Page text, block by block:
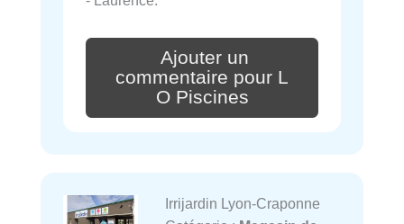
Ajouter un
commentaire pour L
O Piscines
Irrijardin Lyon-Craponne